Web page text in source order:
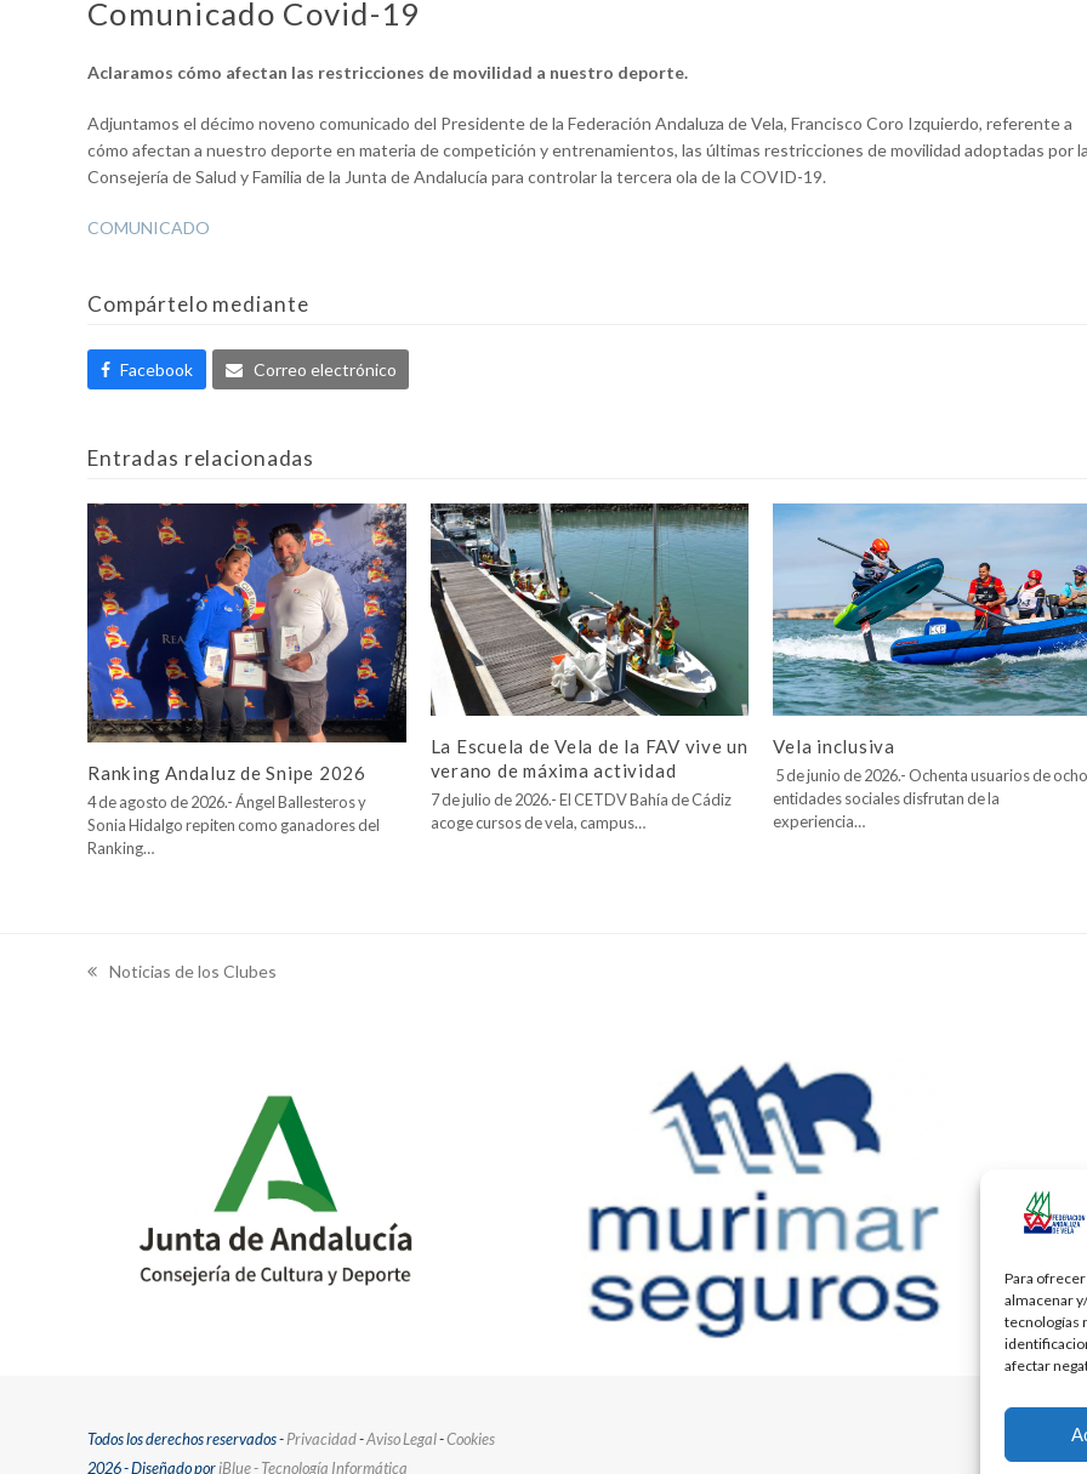
Para
almacenar
tecnologías
afectar
Comunicado Covid-19
Aclaramos cómo afectan las restricciones de movilidad a nuestro deporte.
Adjuntamos el décimo noveno comunicado del Presidente de la Federación Andaluza de Vela, Francisco Coro Izquierdo, referente a
cómo afectan a nuestro deporte en materia de competición y entrenamientos, las últimas restricciones de movilidad adoptadas por
Consejería de Salud y Familia de la Junta de Andalucía para controlar la tercera ola de la COVID-19.
COMUNICADO
Compártelo mediante
Facebook Correo electrónico
Entradas relacionadas
Ranking Andaluz de Snipe 2026
4 de agosto de 2026.- Ángel Ballesteros y
Sonia Hidalgo repiten como ganadores del
Ranking…
La Escuela de Vela de la FAV vive un
verano de máxima actividad
7 de julio de 2026.- El CETDV Bahía de Cádiz
acoge cursos de vela, campus…
Vela inclusiva
5 de junio de 2026.- Ochenta usuarios de
entidades sociales disfrutan de la
experiencia…
previous
Noticias de los Clubes
Todos los derechos reservados -Privacidad-Aviso Legal-Cookies
2026 - Diseñado poriBlue - Tecnología Informática